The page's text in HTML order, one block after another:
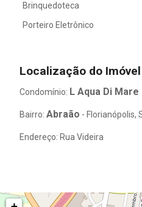
Brinquedoteca
Porteiro Eletrônico
Localização do Imóvel
Condomínio: L Aqua Di Mare
Bairro: Abraão - Florianópolis,
Endereço: Rua Videira